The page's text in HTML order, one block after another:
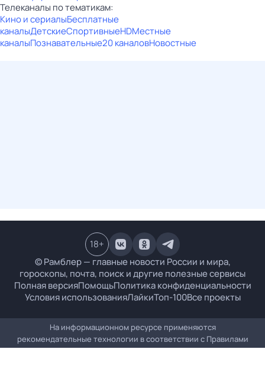
Телеканалы по тематикам:
Кино и сериалыБесплатные
каналыДетскиеСпортивныеHDМестные
каналыПознавательные20 каналовНовостные
© Рамблер — главные новости России и мира,
гороскопы, почта, поиск и другие полезные сервисы
Полная версияПомощьПолитика конфиденциальности
Условия использованияЛайкиТоп-100Все проекты
18+
На информационном ресурсе применяются
рекомендательные технологии в соответствии с Правилами